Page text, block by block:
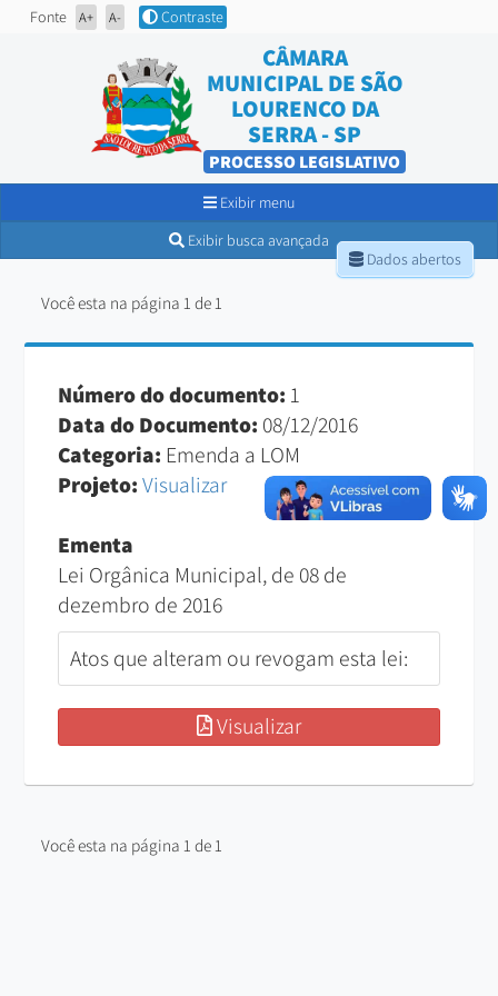
Fonte A+ A- Contraste
CÂMARA
MUNICIPAL DE SÃO
LOURENÇO DA
SERRA - SP
PROCESSO LEGISLATIVO
Exibir menu
Dados abertos
Exibir busca avançada
Você esta na página 1 de 1
Número do documento: 1
Data do Documento: 08/12/2016
Categoria: Emenda a LOM
Projeto: Visualizar
Ementa
Lei Orgânica Municipal, de 08 de
dezembro de 2016
Atos que alteram ou revogam esta lei:
Visualizar
Você esta na página 1 de 1